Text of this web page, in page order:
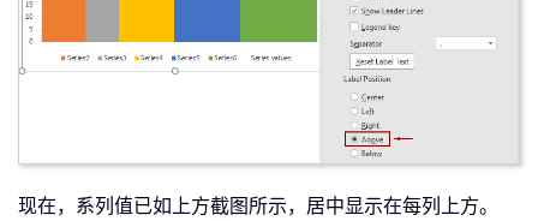
现在，系列值已如上方截图所示，居中显示在每列上方。